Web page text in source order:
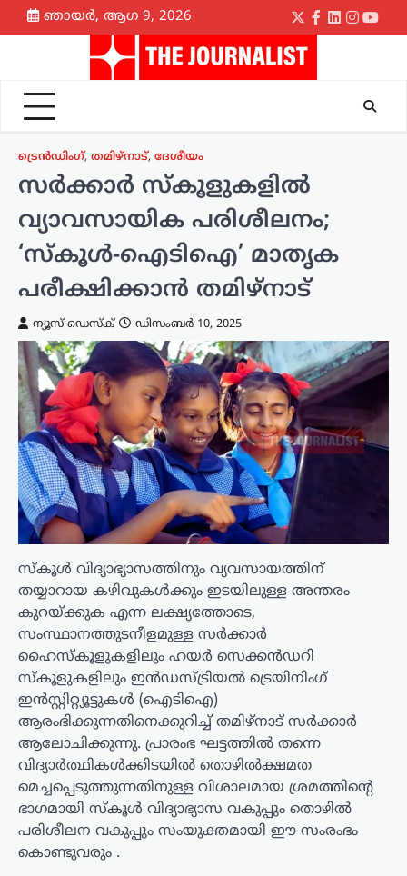
Skip
to
ഞായർ, ആഗ 9, 2026
Twitter
Facebook
LinkedIn
ട്രെൻഡിംഗ്, തമിഴ്നാട്, ദേശീയം
സർക്കാർ സ്കൂളുകളിൽ
വ്യാവസായിക പരിശീലനം;
‘സ്കൂൾ-ഐടിഐ’ മാതൃക
പരീക്ഷിക്കാൻ തമിഴ്‌നാട്
ന്യൂസ് ഡെസ്ക് ഡിസംബർ 10, 2025
സ്കൂൾ വിദ്യാഭ്യാസത്തിനും വ്യവസായത്തിന്
തയ്യാറായ കഴിവുകൾക്കും ഇടയിലുള്ള അന്തരം
കുറയ്ക്കുക എന്ന ലക്ഷ്യത്തോടെ,
സംസ്ഥാനത്തുടനീളമുള്ള സർക്കാർ
ഹൈസ്കൂളുകളിലും ഹയർ സെക്കൻഡറി
സ്കൂളുകളിലും ഇൻഡസ്ട്രിയൽ ട്രെയിനിംഗ്
ഇൻസ്റ്റിറ്റ്യൂട്ടുകൾ (ഐടിഐ)
ആരംഭിക്കുന്നതിനെക്കുറിച്ച് തമിഴ്‌നാട് സർക്കാർ
ആലോചിക്കുന്നു. പ്രാരംഭ ഘട്ടത്തിൽ തന്നെ
വിദ്യാർത്ഥികൾക്കിടയിൽ തൊഴിൽക്ഷമത
മെച്ചപ്പെടുത്തുന്നതിനുള്ള വിശാലമായ ശ്രമത്തിന്റെ
ഭാഗമായി സ്കൂൾ വിദ്യാഭ്യാസ വകുപ്പും തൊഴിൽ
പരിശീലന വകുപ്പും സംയുക്തമായി ഈ സംരംഭം
കൊണ്ടുവരും .